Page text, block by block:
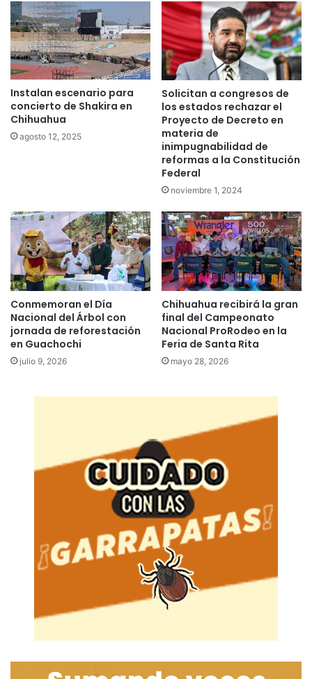
Instalan escenario para
concierto de Shakira en
Chihuahua
agosto 12, 2025
Solicitan a congresos de
los estados rechazar el
Proyecto de Decreto en
materia de
inimpugnabilidad de
reformas a la Constitución
Federal
noviembre 1, 2024
Conmemoran el Día
Nacional del Árbol con
jornada de reforestación
en Guachochi
julio 9, 2026
Chihuahua recibirá la gran
final del Campeonato
Nacional ProRodeo en la
Feria de Santa Rita
mayo 28, 2026